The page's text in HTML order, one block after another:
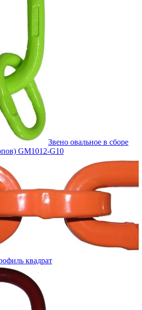
Звено овальное в сборе
GM1012-G10
квадрат